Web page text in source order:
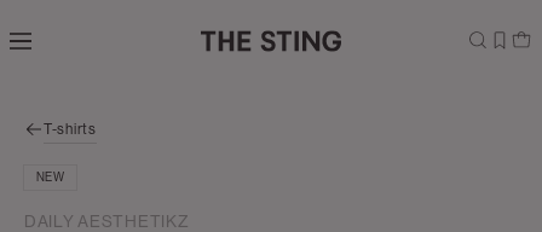
direct naar
zoekbalk
naar de
T-shirts
NEW
DAILY AESTHETIKZ